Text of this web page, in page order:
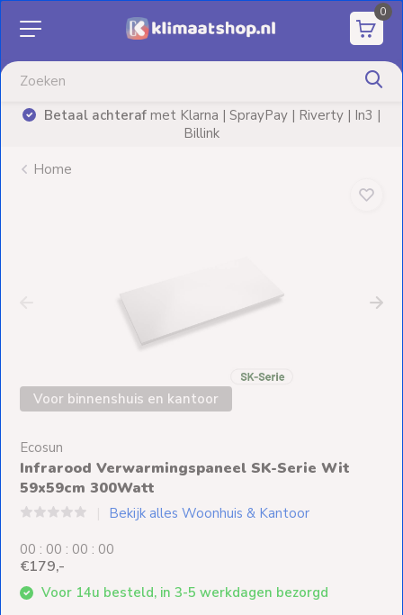
0
Betaal achterafmet Klarna | SprayPay | Riverty | In3 |
Billink
Aanbiedingen
verwarming
Installatiematerialen
Ventilators
Spoed- en
Weekendleveringen
Klantenservice
Home
Voor binnenshuis en kantoor
Ecosun
Infrarood Verwarmingspaneel SK-Serie Wit
59x59cm 300Watt
Bekijk alles Woonhuis & Kantoor
00 : 00 : 00 : 00
€179,-
Voor 14u besteld, in 3-5 werkdagen bezorgd